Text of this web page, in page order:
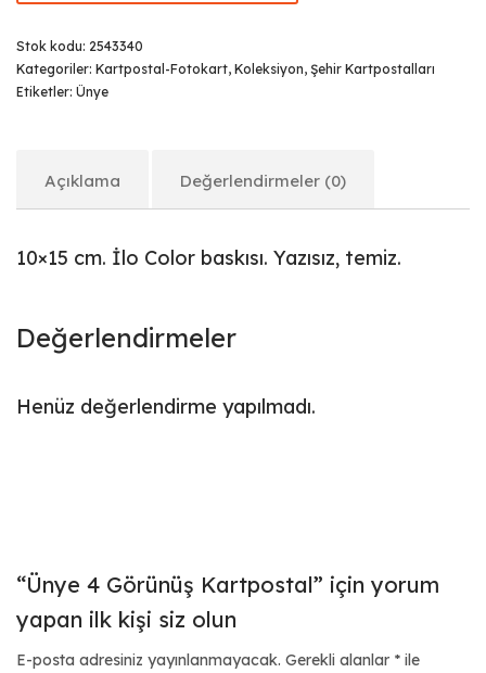
Stok kodu: 2543340
Kategoriler: Kartpostal-Fotokart, Koleksiyon, Şehir Kartpostalları
Etiketler: Ünye
Açıklama Değerlendirmeler (0)
10×15 cm. İlo Color baskısı. Yazısız, temiz.
Değerlendirmeler
Henüz değerlendirme yapılmadı.
“Ünye 4 Görünüş Kartpostal” için yorum
yapan ilk kişi siz olun
E-posta adresiniz yayınlanmayacak. Gerekli alanlar * ile